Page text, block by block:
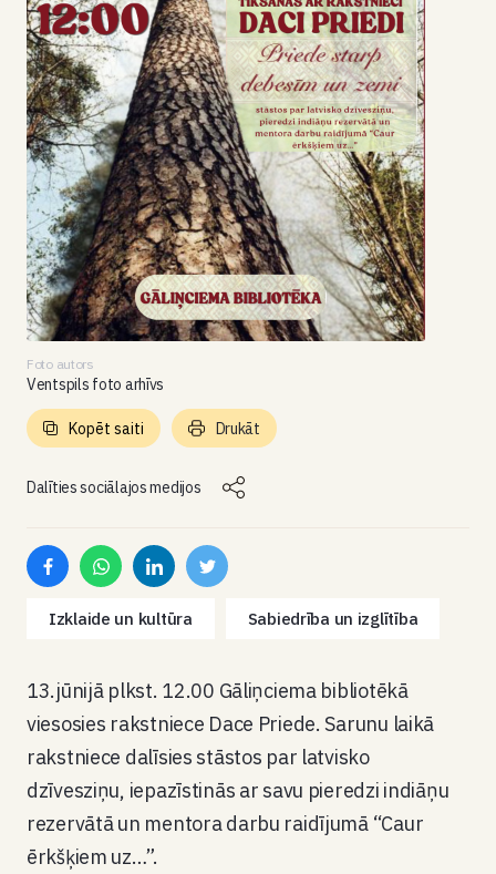
Foto autors
Ventspils foto arhīvs
Dalīties sociālajos medijos
Kopēt saiti Drukāt
Izklaide un kultūra Sabiedrība un izglītība
13.jūnijā plkst. 12.00 Gāliņciema bibliotēkā
viesosies rakstniece Dace Priede. Sarunu laikā
rakstniece dalīsies stāstos par latvisko
dzīvesziņu, iepazīstinās ar savu pieredzi indiāņu
rezervātā un mentora darbu raidījumā “Caur
ērkšķiem uz…”.